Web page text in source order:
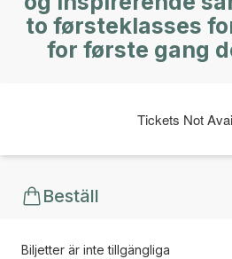
to førsteklasses
for første gang
Tickets Not
Beställ
Biljetter är inte tillgängliga